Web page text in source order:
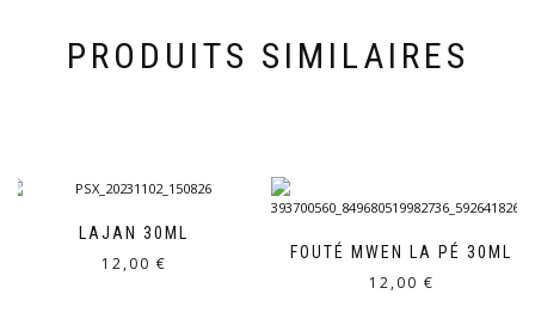
PRODUITS SIMILAIRES
LAJAN 30ML
12,00 €
FOUTÉ MWEN LA PÉ 30ML
12,00 €